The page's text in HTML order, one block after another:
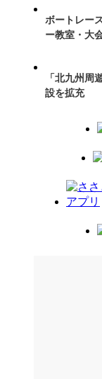
ボートレー
ー教室・大
「北九州周
設を拡充